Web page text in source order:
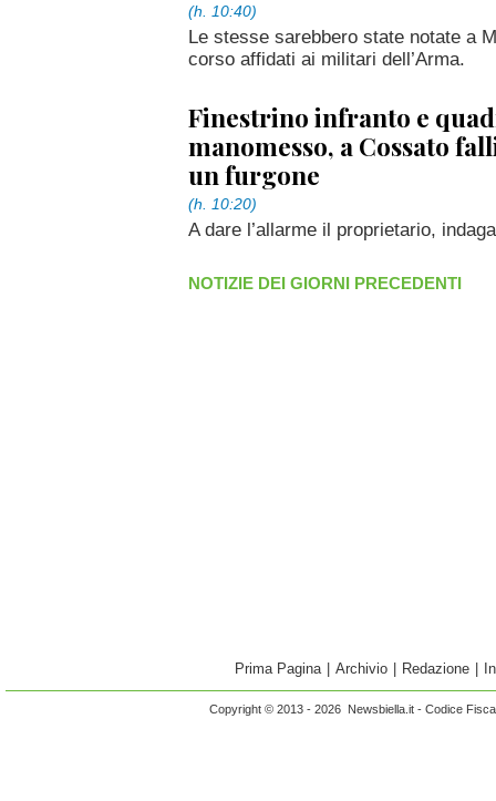
(h. 10:40)
Le stesse sarebbero state notate a
corso affidati ai militari dell’Arma.
Finestrino infranto e
manomesso, a Cossato
un furgone
(h. 10:20)
A dare l’allarme il proprietario,
NOTIZIE DEI GIORNI PRECEDENTI
Prima Pagina Archivio Redazione
Copyright © 2013 - 2026 Newsbiella.it - Codice